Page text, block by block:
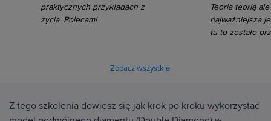
praktycznych przykładach z
życia. Polecam!
Teoria teorią ale
najważniejsza
tu to zostało
Zobacz wszystkie
Z tego szkolenia dowiesz się jak krok po kroku wykorzystać